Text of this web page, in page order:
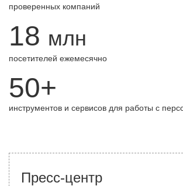
проверенных компаний
18 млн
посетителей ежемесячно
50+
инструментов и сервисов для работы с
Пресс-центр